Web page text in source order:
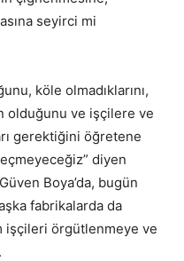
seyirci mi
köle olmadıklarını,
olduğunu ve işçilere ve
gerektiğini öğretene
diyen
Boya’da, bugün
fabrikalarda da
işçileri örgütlenmeye ve